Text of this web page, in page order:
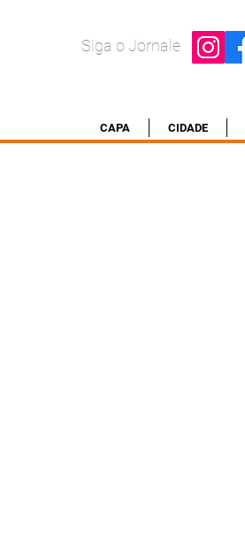
Siga o Jornale
CAPA CIDADE